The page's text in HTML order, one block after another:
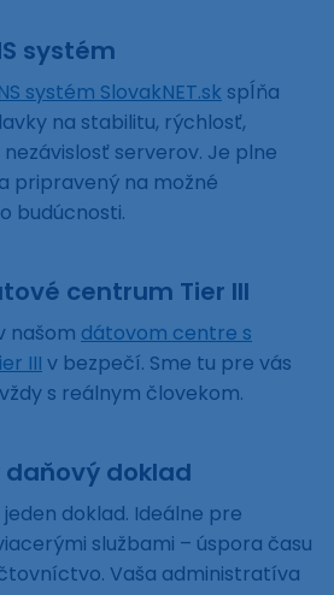
systém
systém SlovakNET.sk spĺňa
na stabilitu, rýchlosť,
serverov. Je plne
pripravený na možné
budúcnosti.
centrum Tier III
našom dátovom centre s
III v bezpečí. Sme tu pre vás
s reálnym človekom.
doklad
doklad. Ideálne pre
službami – úspora času
Vaša administratíva